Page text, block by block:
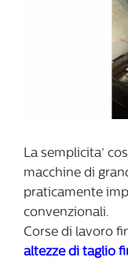
La semplicita’
macchine di
praticamente
convenzionali.
Corse di lavoro
altezze di taglio